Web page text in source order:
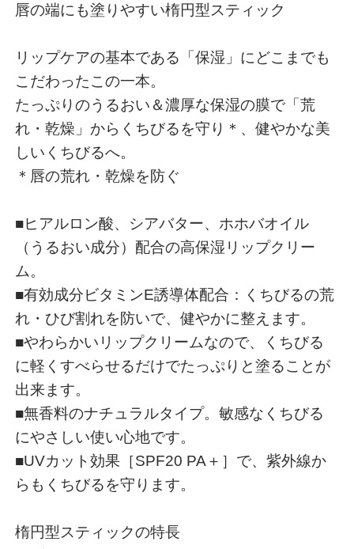
唇の端にも塗りやすい楕円型スティック
リップケアの基本である「保湿」にどこまでも
こだわったこの一本。
たっぷりのうるおい＆濃厚な保湿の膜で「荒
れ・乾燥」からくちびるを守り＊、健やかな美
しいくちびるへ。
＊唇の荒れ・乾燥を防ぐ
■ヒアルロン酸、シアバター、ホホバオイル
（うるおい成分）配合の高保湿リップクリー
ム。
■有効成分ビタミンE誘導体配合：くちびるの荒
れ・ひび割れを防いで、健やかに整えます。
■やわらかいリップクリームなので、くちびる
に軽くすべらせるだけでたっぷりと塗ることが
出来ます。
■無香料のナチュラルタイプ。敏感なくちびる
にやさしい使い心地です。
■UVカット効果［SPF20 PA＋］で、紫外線か
らもくちびるを守ります。
楕円型スティックの特長